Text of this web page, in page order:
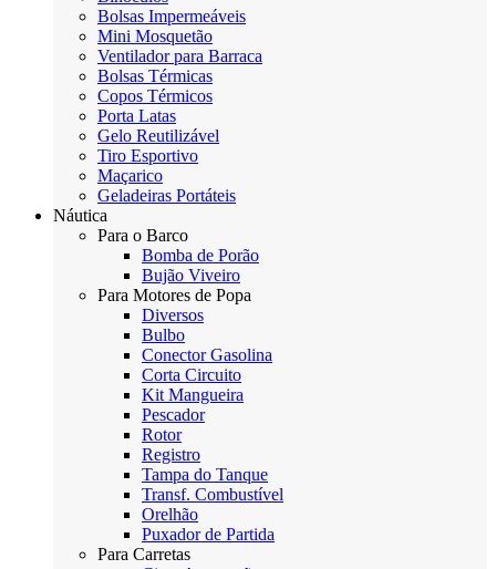
Bolsas Impermeáveis
Mini Mosquetão
Ventilador para Barraca
Bolsas Térmicas
Copos Térmicos
Porta Latas
Gelo Reutilizável
Tiro Esportivo
Maçarico
Geladeiras Portáteis
Náutica
Para o Barco
Bomba de Porão
Bujão Viveiro
Para Motores de Popa
Diversos
Bulbo
Conector Gasolina
Corta Circuito
Kit Mangueira
Pescador
Rotor
Registro
Tampa do Tanque
Transf. Combustível
Orelhão
Puxador de Partida
Para Carretas